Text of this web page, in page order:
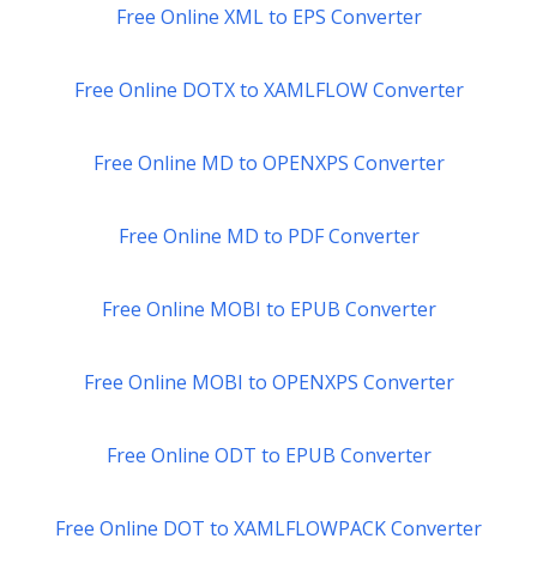
Free Online XML to EPS Converter
Free Online DOTX to XAMLFLOW Converter
Free Online MD to OPENXPS Converter
Free Online MD to PDF Converter
Free Online MOBI to EPUB Converter
Free Online MOBI to OPENXPS Converter
Free Online ODT to EPUB Converter
Free Online DOT to XAMLFLOWPACK Converter